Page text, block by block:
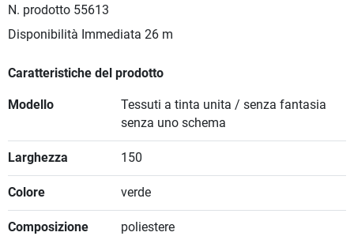
N. prodotto 55613
Disponibilità Immediata 26 m
Caratteristiche del prodotto
Modello
Tessuti a tinta unita / senza fantasia
senza uno schema
Larghezza 150
Colore verde
Composizione poliestere